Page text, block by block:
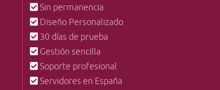
Sin permanencia
Diseño Personalizado
30 días de prueba
Gestión sencilla
Soporte profesional
Servidores en España